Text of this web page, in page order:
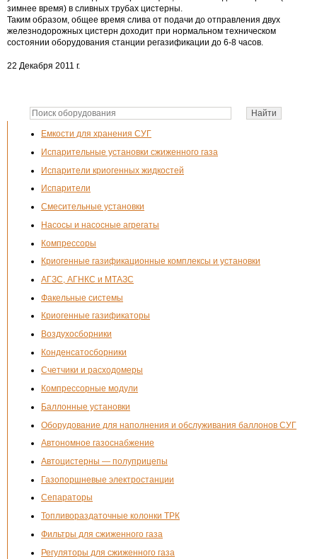
Емкости для хранения СУГ
Испарительные установки сжиженного газа
Испарители криогенных жидкостей
Испарители
Смесительные установки
Насосы и насосные агрегаты
Компрессоры
Криогенные газификационные комплексы и установки
АГЗС, АГНКС и МТАЗС
Факельные системы
Криогенные газификаторы
Воздухосборники
Конденсатосборники
Счетчики и расходомеры
Компрессорные модули
Баллонные установки
Оборудование для наполнения и обслуживания баллонов СУГ
Автономное газоснабжение
Автоцистерны — полуприцепы
Газопоршневые электростанции
Сепараторы
Топливораздаточные колонки ТРК
Фильтры для сжиженного газа
Регуляторы для сжиженного газа
зимнее время) в сливных трубах цистерны.
Таким образом, общее время слива от подачи до отправления двух
железнодорожных цистерн доходит при нормальном техническом
состоянии оборудования станции регазификации до 6-8 часов.
22 Декабря 2011 г.